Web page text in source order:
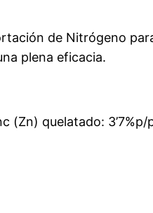
de Nitrógeno
plena eficacia.
(Zn) quelatado: